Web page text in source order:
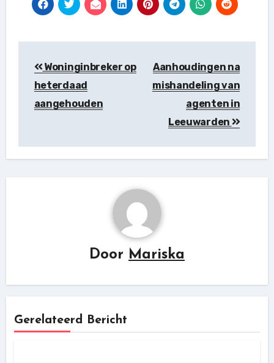
Woninginbreker op
heterdaad
aangehouden
Aanhoudingen na
mishandeling van
agenten in
Leeuwarden
Door Mariska
Gerelateerd Bericht